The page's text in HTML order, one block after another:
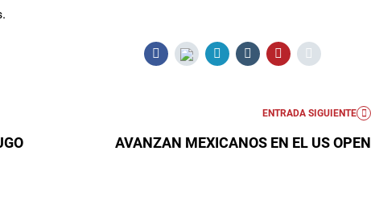
ENTRADA SIGUIENTE
AVANZAN MEXICANOS EN EL US OPEN